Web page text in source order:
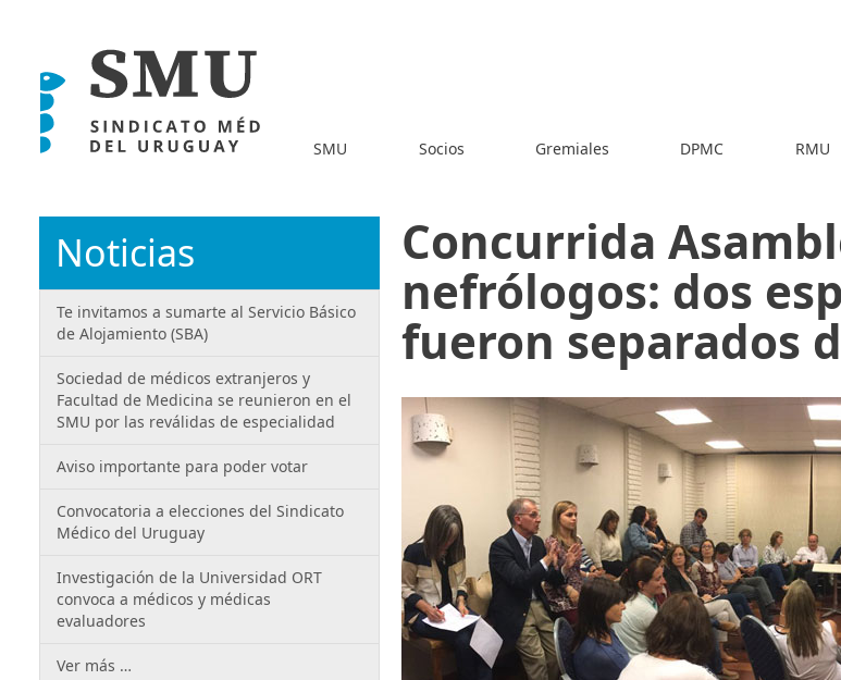
SMU Socios Gremiales DPMC RMU
Concurrida
nefrólogos: dos
fueron separados
Noticias
Te invitamos a sumarte al Servicio Básico
de Alojamiento (SBA)
Sociedad de médicos extranjeros y
Facultad de Medicina se reunieron en el
SMU por las reválidas de especialidad
Aviso importante para poder votar
Convocatoria a elecciones del Sindicato
Médico del Uruguay
Investigación de la Universidad ORT
convoca a médicos y médicas
evaluadores
Ver más …